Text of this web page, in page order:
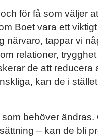
för få som väljer
Boet vara ett
närvaro, tappar vi
relationer,
de att reducera
kan de i
behöver ändras.
– kan de bli